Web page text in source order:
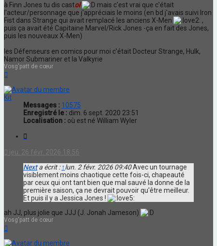
à Finn Jones tu dis castoi
mais c'est vrai que c'était
l'acteur/personnage que j'appréciais le moins (en bd j'avais suivi Iron
Fist dans Strange qui avait remplacé les anciens X-Men
,
puis ça avait été Capitaine Marvel/Rick Jones -ça en fait des Jones,
puis les nouveaux X-Men)
les Défenseurs en comics pour moi c'était Docteur Strange, Hulk,
Namor Submariner et la Valkyrie
Vosg'patt de cœur
Kit
Messages : 10575
Enregistré le : dim. 6 sept. 2020 23:51
Localisation : où est né William Wyler
jeu. 26 févr. 2026 18:56
Nexta écrit : ↑lun. 2 févr. 2026 09:40Avec un tournage
visiblement moins chaotique cette fois-ci, chapeauté
par ceux qui ont tant bien que mal sauvé la donne de la
première saison, ça ne devrait pouvoir qu'être meilleur.
Et puis il y a Jessica Jones !
ah JJ, plus jolie que JJJ (J. Jonah Jameson)
Vosg'patt de cœur